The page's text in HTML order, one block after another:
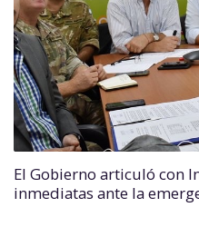
El Gobierno articuló con
inmediatas ante la